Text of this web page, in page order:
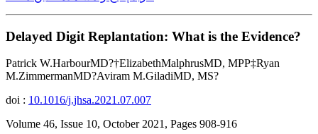
Delayed Digit Replantation: What is the Evidence?
Patrick W.HarbourMD?†ElizabethMalphrusMD, MPP‡Ryan
M.ZimmermanMD?Aviram M.GiladiMD, MS?
doi : 10.1016/j.jhsa.2021.07.007
Volume 46, Issue 10, October 2021, Pages 908-916